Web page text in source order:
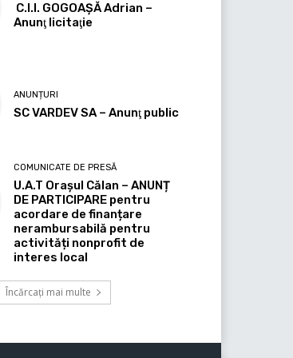
C.I.I. GOGOAŞĂ Adrian –
Anunţ licitaţie
ANUNȚURI
SC VARDEV SA – Anunţ public
COMUNICATE DE PRESĂ
U.A.T Orașul Călan – ANUNȚ
DE PARTICIPARE pentru
acordare de finanțare
nerambursabilă pentru
activități nonprofit de
interes local
Încărcați mai multe